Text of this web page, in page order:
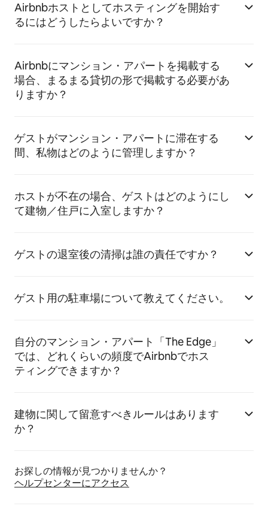
Airbnbホストとしてホスティングを開始す
るにはどうしたらよいですか？
Airbnbにマンション・アパートを掲載する
場合、まるまる貸切の形で掲載する必要があ
りますか？
ゲストがマンション・アパートに滞在する
間、私物はどのように管理しますか？
ホストが不在の場合、ゲストはどのようにし
て建物／住戸に入室しますか？
ゲストの退室後の清掃は誰の責任ですか？
ゲスト用の駐車場について教えてください。
自分のマンション・アパート「The Edge」
では、どれくらいの頻度でAirbnbでホス
ティングできますか？
建物に関して留意すべきルールはあります
か？
お探しの情報が見つかりませんか？
ヘルプセンターにア⁠ク⁠セ⁠ス